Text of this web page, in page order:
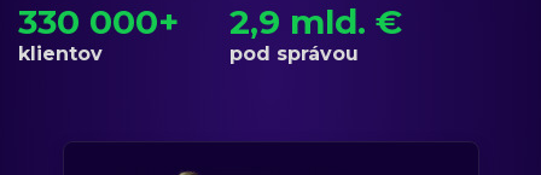
330 000+
klientov
2,9 mld. €
pod správou